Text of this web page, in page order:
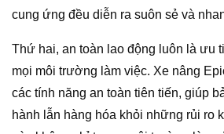
cung ứng đều diễn ra suôn sẻ và
Thứ hai, an toàn lao động luôn là ưu
mọi môi trường làm việc. Xe nâng
các tính năng an toàn tiên tiến, giúp
hành lẫn hàng hóa khỏi những rủi ro